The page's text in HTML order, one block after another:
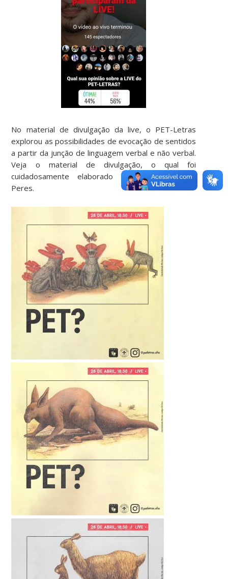
No material de divulgação da live, o PET-Letras
explorou as possibilidades de evocação de sentidos
a partir da junção de linguagem verbal e não verbal.
Veja o material de divulgação, o qual foi
cuidadosamente elaborado pelo petiano Tuan
Peres.